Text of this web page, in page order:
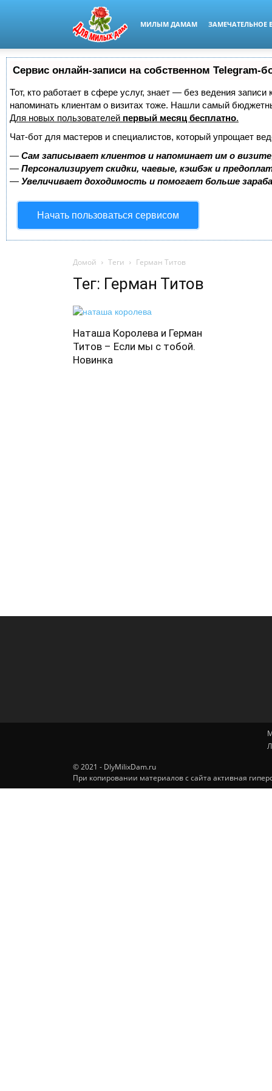
МИЛЫМ ДАМАМ ЗАМЕЧАТЕЛЬНОЕ
Сервис онлайн-записи на собственном Telegram-
Тот, кто работает в сфере услуг, знает — без ведения
напоминать клиентам о визитах тоже. Нашли самый
Для новых пользователей первый месяц бесплатно.
Чат-бот для мастеров и специалистов, который упрощает
— Сам записывает клиентов и напоминает им о
— Персонализирует скидки, чаевые, кэшбэк и
— Увеличивает доходимость и помогает больше
Начать пользоваться сервисом
Домой Теги Герман Титов
Тег: Герман Титов
Наташа Королева и Герман
Титов – Если мы с тобой.
Новинка
© 2021 - DlyMilixDam.ru
При копировании материалов с сайта активная